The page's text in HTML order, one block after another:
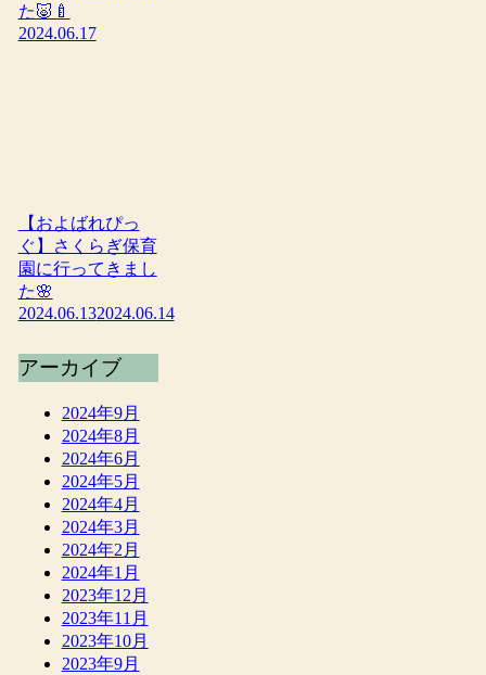
た🐷🍼
2024.06.17
【およばれぴっ
ぐ】さくらぎ保育
園に行ってきまし
た🌸
2024.06.132024.06.14
アーカイブ
2024年9月
2024年8月
2024年6月
2024年5月
2024年4月
2024年3月
2024年2月
2024年1月
2023年12月
2023年11月
2023年10月
2023年9月